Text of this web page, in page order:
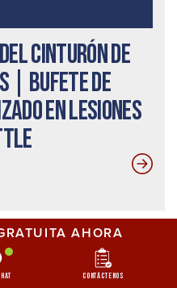
cinturón de
| Bufete de
en lesiones
AHORA
Contáctenos